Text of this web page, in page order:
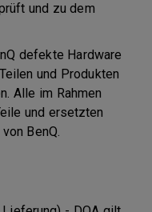
und zu dem
defekte Hardware
und Produkten
Alle im Rahmen
und ersetzten
BenQ.